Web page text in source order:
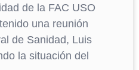
de la FAC USO
una reunión
de Sanidad, Luis
la situación del